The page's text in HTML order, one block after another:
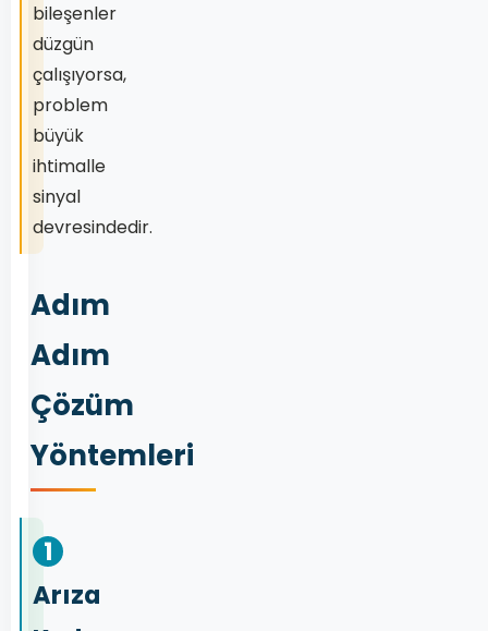
bileşenler
düzgün
çalışıyorsa,
problem
büyük
ihtimalle
sinyal
devresindedir.
Adım
Adım
Çözüm
Yöntemleri
1
Arıza